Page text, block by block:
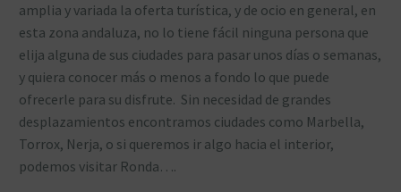
amplia y variada la oferta turística, y de ocio en general, en
esta zona andaluza, no lo tiene fácil ninguna persona que
elija alguna de sus ciudades para pasar unos días o semanas,
y quiera conocer más o menos a fondo lo que puede
ofrecerle para su disfrute. Sin necesidad de grandes
desplazamientos encontramos ciudades como Marbella,
Torrox, Nerja, o si queremos ir algo hacia el interior,
podemos visitar Ronda….